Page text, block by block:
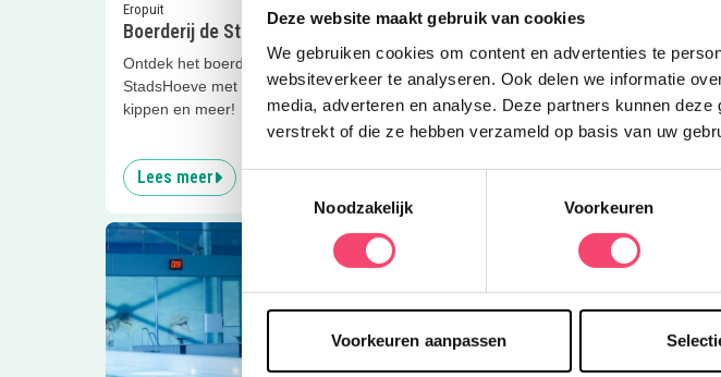
Deze website maakt gebruik van cookies
We gebruiken cookies om content en advertenties te
websiteverkeer te analyseren. Ook delen we informatie
media, adverteren en analyse. Deze partners kunnen
verstrekt of die ze hebben verzameld op basis van uw
Noodzakelijk
Voorkeuren
Voorkeuren aanpassen
Eropuit
Boerderij de StadsHoeve
Ontdek het boerderijleven op de
StadsHoeve met lammetjes, zwijntjes,
kippen en meer!
Lees meer
Clubjes
Ballers
Kun jij dribbelen, dunken of heel goed
gooien? Of wil je dit juist leren? Kom bij
de Northside Ballers
Lees meer Zwemschool Neptunus Sportclub Only Friends